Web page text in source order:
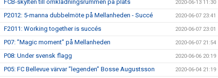
FCB-skylten till omklädningsrummen på plats 2020-06-13 11:30
P2012: 5-manna dubbelmöte på Mellanheden - Succé 2020-06-07 23:41
F2011: Working together is succés 2020-06-07 23:01
P07: ”Magic moment” på Mellanheden 2020-06-07 21:54
P08: Under svensk flagg 2020-06-06 20:19
P05: FC Bellevue värvar ”legenden” Bosse Augustsson 2020-06-04 21:19